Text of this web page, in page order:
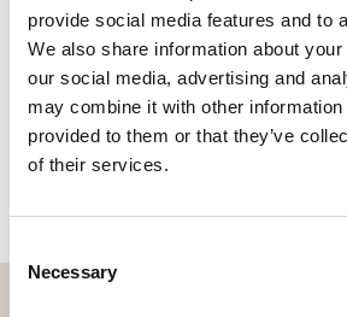
provide social media features and to
We also share information about
our social media, advertising and
may combine it with other information
provided to them or that they’ve
of their services.
Selection
Necessary
POGLEDAJTE